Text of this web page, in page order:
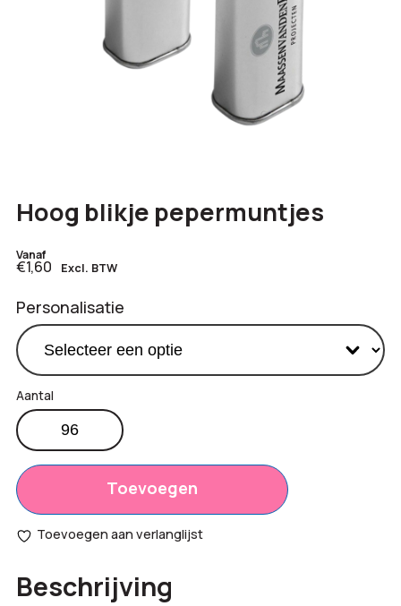
Hoog blikje pepermuntjes
Vanaf
€1,60 Excl. BTW
Personalisatie
Productprijs:
Totaal
opties:
€0,00
totaal:
Hoog
blikje
pepermuntjes
aantal
Toevoegen
Toevoegen aan verlanglijst
Beschrijving